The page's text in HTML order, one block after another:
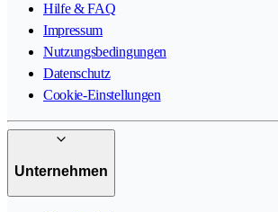
Hilfe & FAQ
Impressum
Nutzungsbedingungen
Datenschutz
Cookie-Einstellungen
Unternehmen